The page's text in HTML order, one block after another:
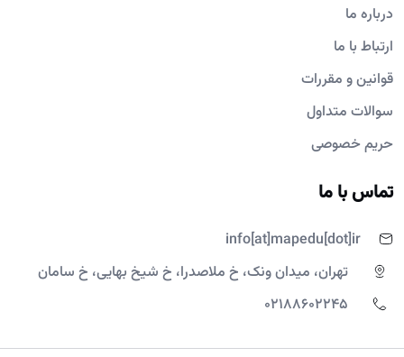
درباره ما
ارتباط با ما
قوانین و مقررات
سوالات متداول
حریم خصوصی
تماس با ما
info[at]mapedu[dot]ir
تهران، میدان ونک، خ ملاصدرا، خ شیخ بهایی، خ سامان
02188602245